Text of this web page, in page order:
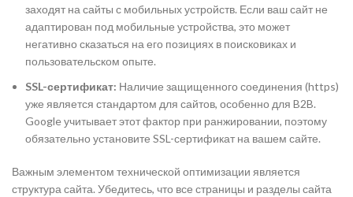
заходят на сайты с мобильных устройств. Если ваш сайт не
адаптирован под мобильные устройства, это может
негативно сказаться на его позициях в поисковиках и
пользовательском опыте.
SSL-сертификат: Наличие защищенного соединения (https)
уже является стандартом для сайтов, особенно для B2B.
Google учитывает этот фактор при ранжировании, поэтому
обязательно установите SSL-сертификат на вашем сайте.
Важным элементом технической оптимизации является
структура сайта. Убедитесь, что все страницы и разделы сайта